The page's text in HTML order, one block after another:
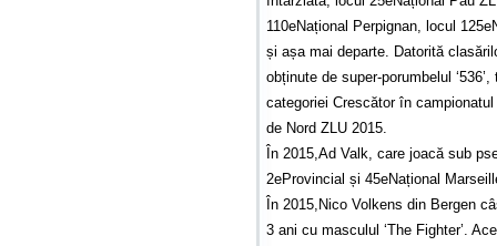
110eNațional Perpignan, locul
și așa mai departe. Datorită
obținute de super-porumbelul
categoriei Crescător în
de Nord ZLU 2015.
În 2015,Ad Valk, care joacă sub
2eProvincial și 45eNațional
În 2015,Nico Volkens din Bergen
3 ani cu masculul ‘The Fighter’.